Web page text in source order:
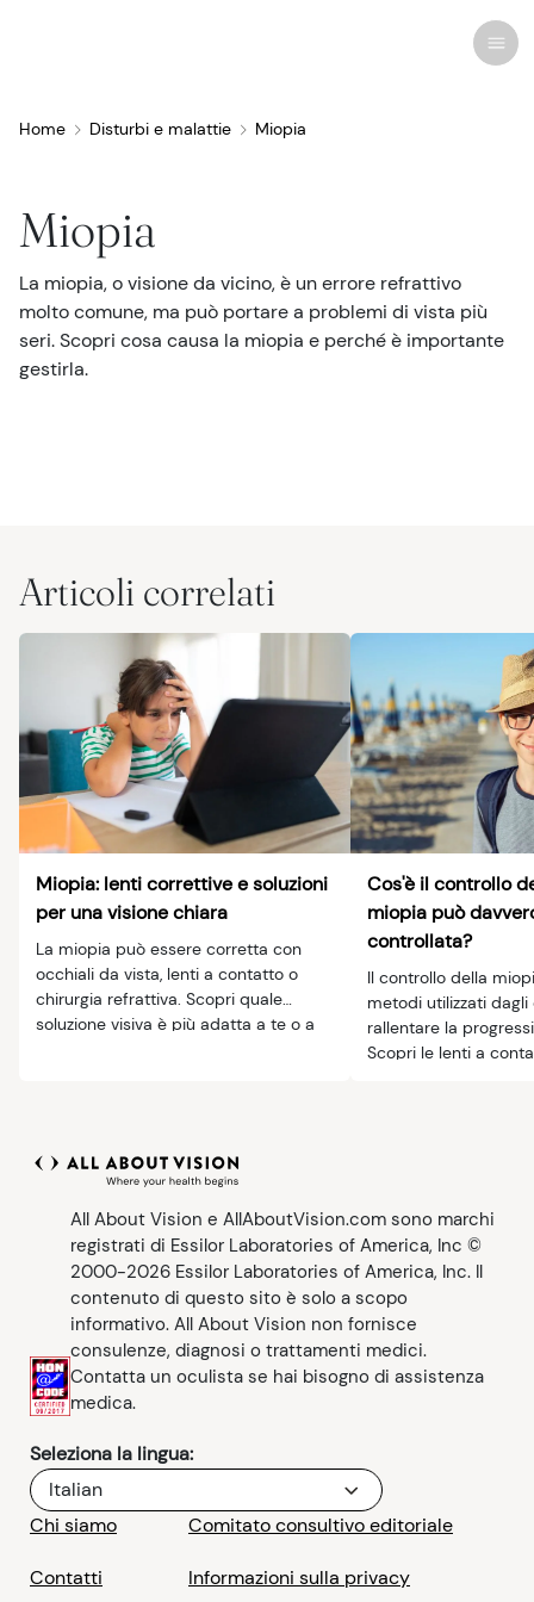
Tutti i disturbi degli occhi
Correlati
Sintomi
Cura cosmetica
Anatomia dell'occhio
Esami della vista
Genitori e bambini
Animali
Vista e sicurezza stradale
Sicurezza
Salute della vista
Farmaci e medicinali
Rimedi
Lenti a contatto
Occhiali da vista
Storie
Infografiche
Quiz
Disturbi e malattie
Cura degli occhi
Trattamenti e chirurgia
Risorse
Home Disturbi e malattie Miopia
Miopia
La miopia, o visione da vicino, è un errore refrattivo
molto comune, ma può portare a problemi di vista più
seri. Scopri cosa causa la miopia e perché è importante
gestirla.
Articoli correlati
Miopia: lenti correttive e soluzioni
per una visione chiara
La miopia può essere corretta con
occhiali da vista, lenti a contatto o
chirurgia refrattiva. Scopri quale
soluzione visiva è più adatta a te o a
Cos'è il controllo
miopia può
controllata?
Il controllo della
metodi utilizzati
rallentare la
Scopri le lenti a
All About Vision e AllAboutVision.com sono marchi
registrati di Essilor Laboratories of America, Inc ©
2000-2026 Essilor Laboratories of America, Inc. Il
contenuto di questo sito è solo a scopo
informativo. All About Vision non fornisce
consulenze, diagnosi o trattamenti medici.
Contatta un oculista se hai bisogno di assistenza
medica.
Seleziona la lingua:
Italian
Chi siamo
Comitato consultivo editoriale
Contatti Informazioni sulla privacy